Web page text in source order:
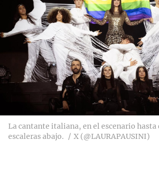
La cantante italiana, en el escenario hasta
escaleras abajo.
X (@LAURAPAUSINI)